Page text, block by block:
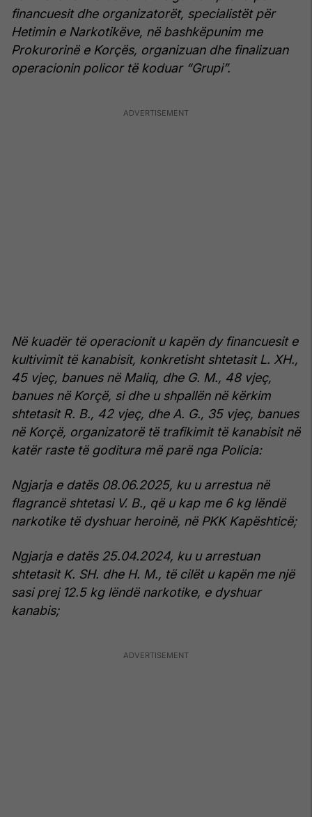
financuesit dhe organizatorët, specialistët për
Hetimin e Narkotikëve, në bashkëpunim me
Prokurorinë e Korçës, organizuan dhe finalizuan
operacionin policor të koduar “Grupi”.
Në kuadër të operacionit u kapën dy financuesit e
kultivimit të kanabisit, konkretisht shtetasit L. XH.,
45 vjeç, banues në Maliq, dhe G. M., 48 vjeç,
banues në Korçë, si dhe u shpallën në kërkim
shtetasit R. B., 42 vjeç, dhe A. G., 35 vjeç, banues
në Korçë, organizatorë të trafikimit të kanabisit në
katër raste të goditura më parë nga Policia:
Ngjarja e datës 08.06.2025, ku u arrestua në
flagrancë shtetasi V. B., që u kap me 6 kg lëndë
narkotike të dyshuar heroinë, në PKK Kapështicë;
Ngjarja e datës 25.04.2024, ku u arrestuan
shtetasit K. SH. dhe H. M., të cilët u kapën me një
sasi prej 12.5 kg lëndë narkotike, e dyshuar
kanabis;